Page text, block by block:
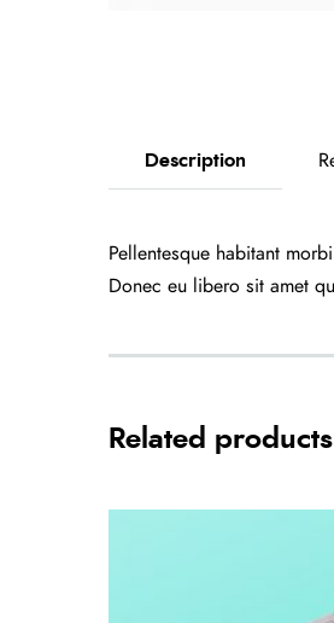
Description
Pellentesque habitant
Donec eu libero sit amet
Related products